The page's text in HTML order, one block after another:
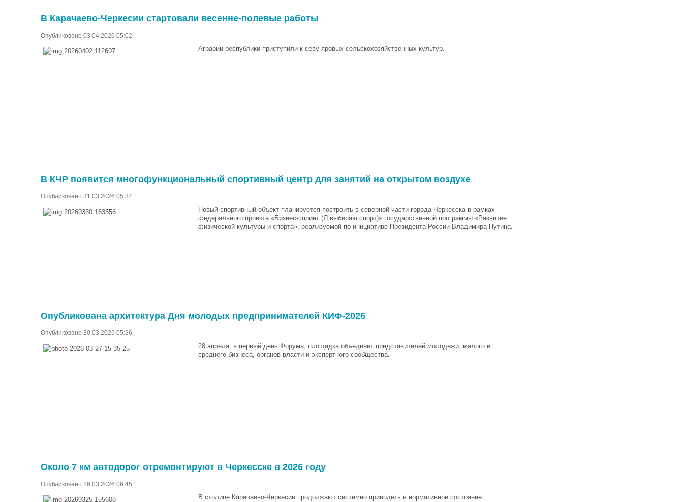
В Карачаево-Черкесии стартовали весенне-полевые работы
Опубликовано 03.04.2026 05:02
Аграрии республики приступили к севу яровых сельскохозяйственных культур.
В КЧР появится многофункциональный спортивный центр для занятий на открытом воздухе
Опубликовано 31.03.2026 05:34
Новый спортивный объект планируется построить в северной части города Черкесска в рамках
федерального проекта «Бизнес-спринт (Я выбираю спорт)» государственной программы «Развитие
физической культуры и спорта», реализуемой по инициативе Президента России Владимира Путина.
Опубликована архитектура Дня молодых предпринимателей КИФ-2026
Опубликовано 30.03.2026 05:36
28 апреля, в первый день Форума, площадка объединит представителей молодежи, малого и
среднего бизнеса, органов власти и экспертного сообщества.
Около 7 км автодорог отремонтируют в Черкесске в 2026 году
Опубликовано 26.03.2026 06:45
В столице Карачаево-Черкесии продолжают системно приводить в нормативное состояние